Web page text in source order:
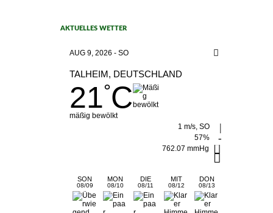
AKTUELLES WETTER
AUG 9, 2026 - SO
TALHEIM, DEUTSCHLAND
21°C
mäßig bewölkt
1 m/s, SO
57%
762.07 mmHg
SON
08/09
MON
08/10
DIE
08/11
MIT
08/12
DON
08/13